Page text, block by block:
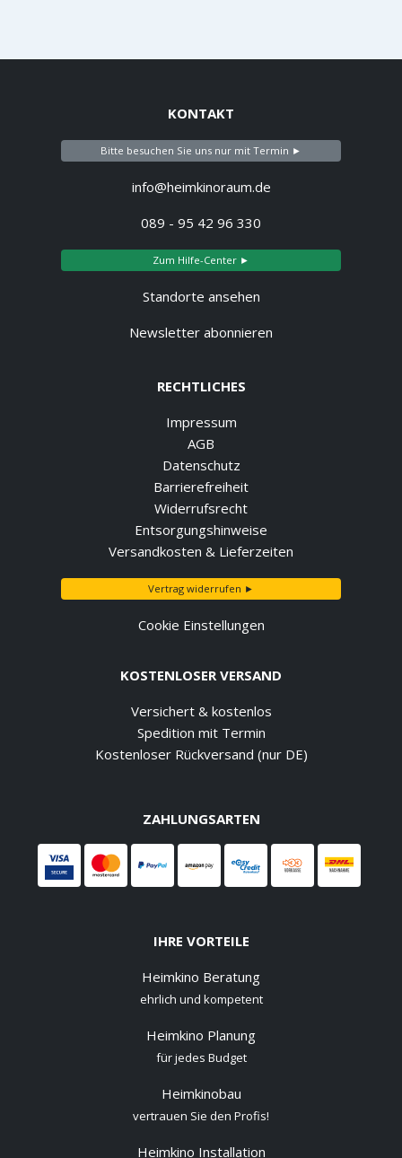
KONTAKT
Bitte besuchen Sie uns nur mit Termin ►
info@heimkinoraum.de
089 - 95 42 96 330
Zum Hilfe-Center ►
Standorte ansehen
Newsletter abonnieren
RECHTLICHES
Impressum
AGB
Datenschutz
Barrierefreiheit
Widerrufsrecht
Entsorgungshinweise
Versandkosten & Lieferzeiten
Vertrag widerrufen ►
Cookie Einstellungen
KOSTENLOSER VERSAND
Versichert & kostenlos
Spedition mit Termin
Kostenloser Rückversand (nur DE)
ZAHLUNGSARTEN
IHRE VORTEILE
Heimkino Beratung
ehrlich und kompetent
Heimkino Planung
für jedes Budget
Heimkinobau
vertrauen Sie den Profis!
Heimkino Installation